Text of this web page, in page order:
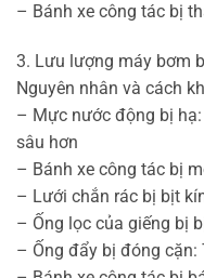
– Bánh xe công tác bị
3. Lưu lượng máy bơm
Nguyên nhân và cách
– Mực nước động bị
sâu hơn
– Bánh xe công tác bị
– Lưới chắn rác bị bịt
– Ống lọc của giếng bị
– Ống đẩy bị đóng cặn: